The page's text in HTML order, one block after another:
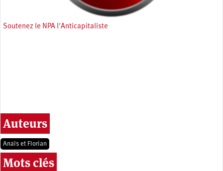
Soutenez le NPA l'Anticapitaliste
Auteurs
Anaïs et Florian
Mots clés